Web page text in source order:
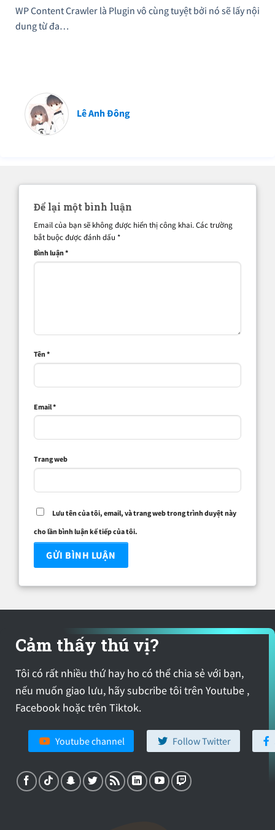
WP Content Crawler là Plugin vô cùng tuyệt bởi nó sẽ lấy nội
dung từ đa…
Lê Anh Đông
Để lại một bình luận
Email của bạn sẽ không được hiển thị công khai.Các trường
bắt buộc được đánh dấu *
Bình luận*
Tên*
Email*
Trang web
Lưu tên của tôi, email, và trang web trong trình duyệt này
cho lần bình luận kế tiếp của tôi.
Cảm thấy thú vị?
Tôi có rất nhiều thứ hay ho có thể chia sẻ với bạn,
nếu muốn giao lưu, hãy subcribe tôi trên Youtube ,
Facebook hoặc trên Tiktok.
Youtube channel Follow Twitter